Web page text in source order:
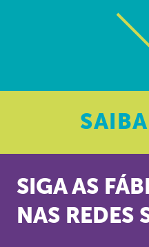
SAIBA
SIGA AS
NAS REDES